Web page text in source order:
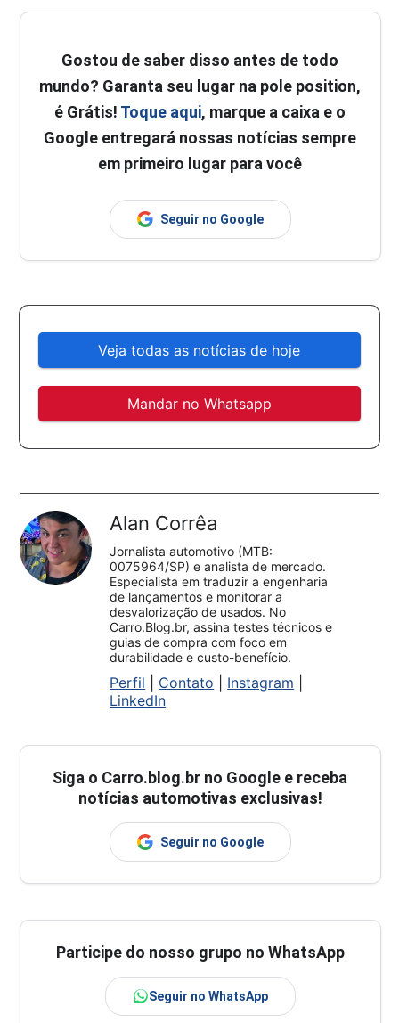
Gostou de saber disso antes de todo
mundo? Garanta seu lugar na pole position,
é Grátis! Toque aqui, marque a caixa e o
Google entregará nossas notícias sempre
em primeiro lugar para você
Seguir no Google
Veja todas as notícias de hoje
Mandar no Whatsapp
Alan Corrêa
Jornalista automotivo (MTB:
0075964/SP) e analista de mercado.
Especialista em traduzir a engenharia
de lançamentos e monitorar a
desvalorização de usados. No
Carro.Blog.br, assina testes técnicos e
guias de compra com foco em
durabilidade e custo-benefício.
Perfil Contato Instagram
LinkedIn
Siga o Carro.blog.br no Google e receba
notícias automotivas exclusivas!
Seguir no Google
Participe do nosso grupo no WhatsApp
Seguir no WhatsApp